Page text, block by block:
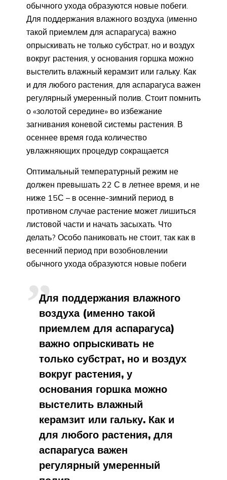
обычного ухода образуются новые побеги.
Для поддержания влажного воздуха (именно
такой приемлем для аспарагуса) важно
опрыскивать не только субстрат, но и воздух
вокруг растения, у основания горшка можно
выстелить влажный керамзит или гальку. Как
и для любого растения, для аспарагуса важен
регулярный умеренный полив. Стоит помнить
о «золотой середине» во избежание
загнивания коневой системы растения. В
осеннее время года количество
увлажняющих процедур сокращается
Оптимальный температурный режим не
должен превышать 22 С в летнее время, и не
ниже 15С – в осенне-зимний период, в
противном случае растение может лишиться
листовой части и начать засыхать. Что
делать? Особо паниковать не стоит, так как в
весенний период при возобновлении
обычного ухода образуются новые побеги
Для поддержания влажного
воздуха (именно такой
приемлем для аспарагуса)
важно опрыскивать не
только субстрат, но и воздух
вокруг растения, у
основания горшка можно
выстелить влажный
керамзит или гальку. Как и
для любого растения, для
аспарагуса важен
регулярный умеренный